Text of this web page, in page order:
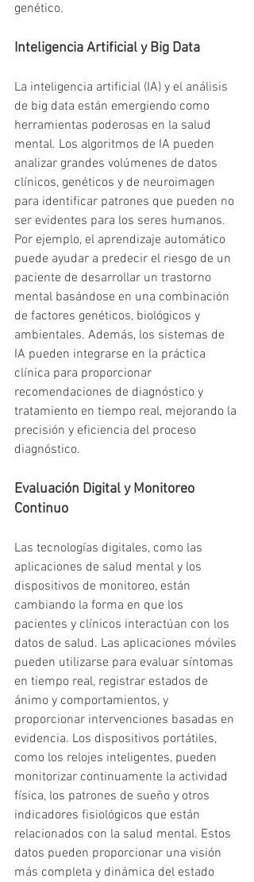
genético.
Inteligencia Artificial y Big Data
La inteligencia artificial (IA) y el análisis
de big data están emergiendo como
herramientas poderosas en la salud
mental. Los algoritmos de IA pueden
analizar grandes volúmenes de datos
clínicos, genéticos y de neuroimagen
para identificar patrones que pueden no
ser evidentes para los seres humanos.
Por ejemplo, el aprendizaje automático
puede ayudar a predecir el riesgo de un
paciente de desarrollar un trastorno
mental basándose en una combinación
de factores genéticos, biológicos y
ambientales. Además, los sistemas de
IA pueden integrarse en la práctica
clínica para proporcionar
recomendaciones de diagnóstico y
tratamiento en tiempo real, mejorando la
precisión y eficiencia del proceso
diagnóstico.
Evaluación Digital y Monitoreo
Continuo
Las tecnologías digitales, como las
aplicaciones de salud mental y los
dispositivos de monitoreo, están
cambiando la forma en que los
pacientes y clínicos interactúan con los
datos de salud. Las aplicaciones móviles
pueden utilizarse para evaluar síntomas
en tiempo real, registrar estados de
ánimo y comportamientos, y
proporcionar intervenciones basadas en
evidencia. Los dispositivos portátiles,
como los relojes inteligentes, pueden
monitorizar continuamente la actividad
física, los patrones de sueño y otros
indicadores fisiológicos que están
relacionados con la salud mental. Estos
datos pueden proporcionar una visión
más completa y dinámica del estado